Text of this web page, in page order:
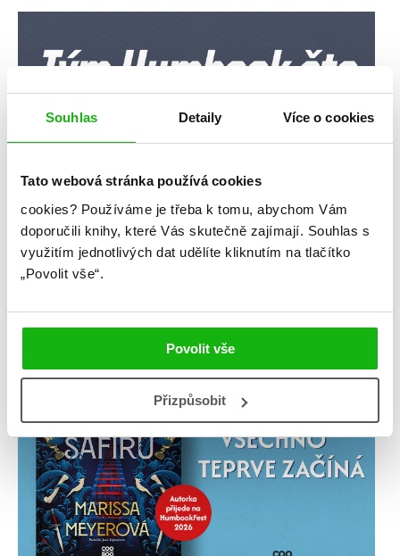
Souhlas Detaily Více o cookies
Tato webová stránka používá cookies
cookies? Používáme je třeba k tomu, abychom Vám
doporučili knihy, které Vás skutečně zajímají. Souhlas s
využitím jednotlivých dat udělíte kliknutím na tlačítko
„Povolit vše“.
Povolit vše
Přizpůsobit